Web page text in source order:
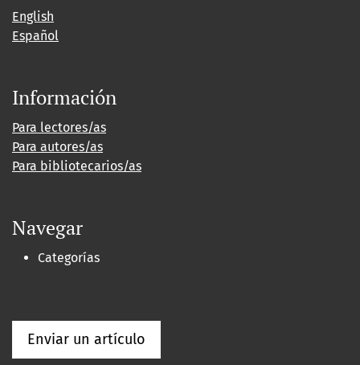
English
Español
Información
Para lectores/as
Para autores/as
Para bibliotecarios/as
Navegar
Categorías
Enviar un artículo